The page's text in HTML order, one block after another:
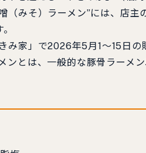
（みそ）ラーメン”には、店
み家」で2026年5月1～15日
ンとは、一般的な豚骨ラーメ